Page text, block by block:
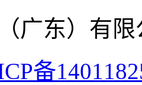
（广东）
备